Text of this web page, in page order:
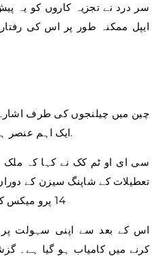
سر درد نے تجزیہ کاروں کو یہ
ایپل ممکنہ طور پر اس کی
ایک اہم عنصر.
سی ای او ٹم کک نے کہا کہ ملک
14 پرو میکس کی سپلائی کو نقصان پہنچایا۔
کرنے میں کامیاب ہو گیا ہے۔